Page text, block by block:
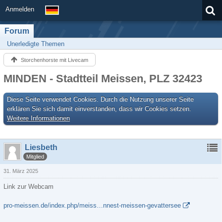
Anmelden
Forum
Unerledigte Themen
Storchenhorste mit Livecam
MINDEN - Stadtteil Meissen, PLZ 32423
Diese Seite verwendet Cookies. Durch die Nutzung unserer Seite
erklären Sie sich damit einverstanden, dass wir Cookies setzen.
Weitere Informationen
Liesbeth
Mitglied
31. März 2025
Link zur Webcam
pro-meissen.de/index.php/meiss…nnest-meissen-gevattersee